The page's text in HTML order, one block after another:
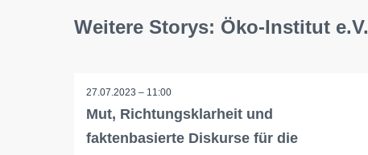
Weitere Storys: Öko-Institut e.V.
27.07.2023 – 11:00
Mut, Richtungsklarheit und
faktenbasierte Diskurse für die